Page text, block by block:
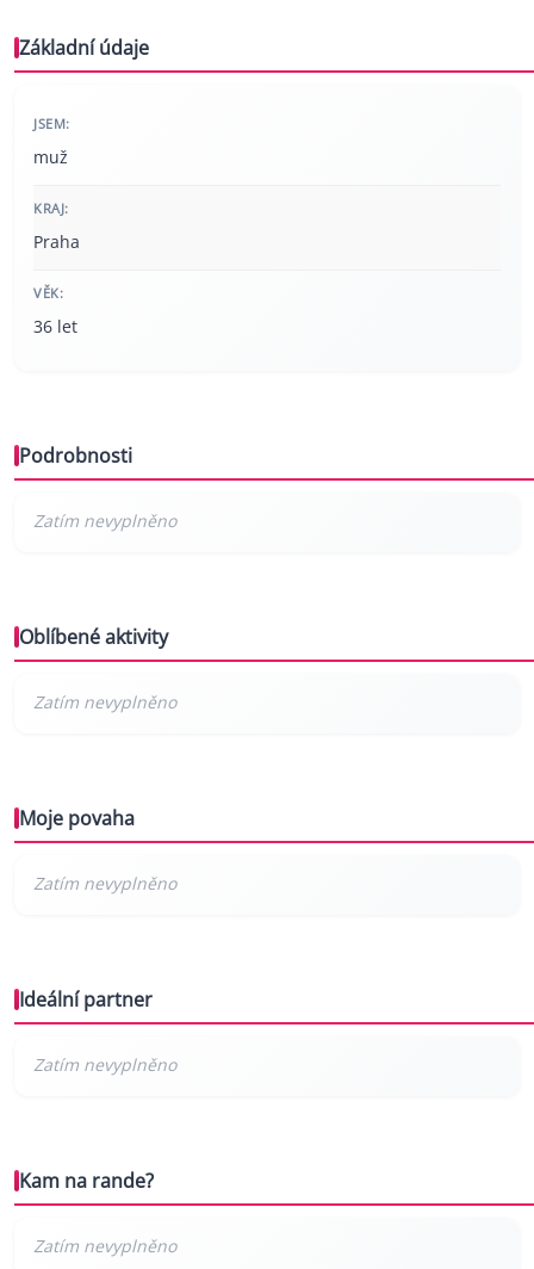
Základní údaje
JSEM:
muž
KRAJ:
Praha
VĚK:
36 let
Podrobnosti
Oblíbené aktivity
Moje povaha
Ideální partner
Kam na rande?